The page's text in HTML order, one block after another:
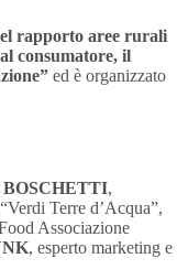
rapporto aree rurali
consumatore, il
ed è organizzato
,
Terre d’Acqua”,
Associazione
, esperto marketing e